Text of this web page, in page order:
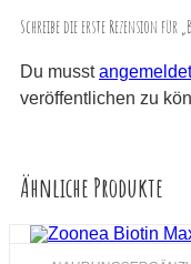
Schreibe die erste Rezension für
Du musstangemeldet
veröffentlichen zu
Ähnliche Produkte